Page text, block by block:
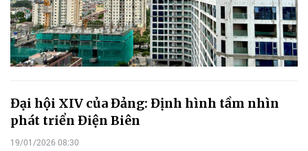
Đại hội XIV của Đảng: Định hình tầm nhìn
phát triển Điện Biên
19/01/2026 08:30